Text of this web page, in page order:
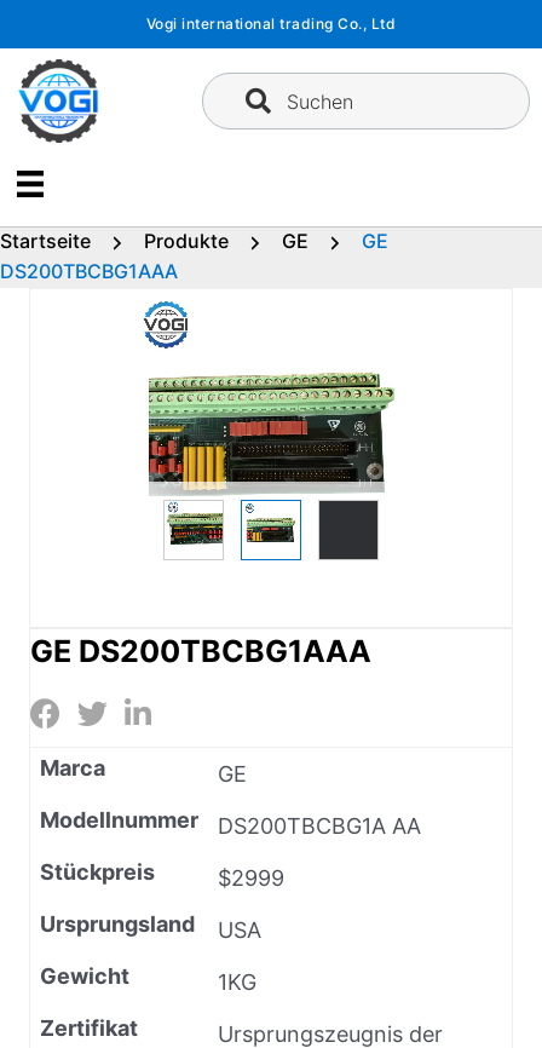
springen
Vogi international trading Co., Ltd
Suchen
Startseite Produkte GE
GE
DS200TBCBG1AAA
GE DS200TBCBG1AAA
Marca
GE
Modellnummer
DS200TBCBG1A AA
Stückpreis
$2999
Ursprungsland
USA
Gewicht
1KG
Zertifikat
Ursprungszeugnis der